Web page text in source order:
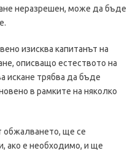
неразрешен, може да бъде
изисква капитанът на
описващо естеството на
искане трябва да бъде
в рамките на няколко
ще се
ако е необходимо, и ще